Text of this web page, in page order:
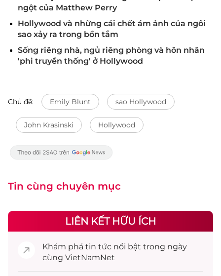
ngột của Matthew Perry
Hollywood và những cái chết ám ảnh của ngôi
sao xảy ra trong bồn tắm
Sống riêng nhà, ngủ riêng phòng và hôn nhân
'phi truyền thống' ở Hollywood
Chủ đề: Emily Blunt sao Hollywood
John Krasinski Hollywood
Tin cùng chuyên mục
LIÊN KẾT HỮU ÍCH
Khám phá tin tức nổi bật trong ngày
cùng VietNamNet